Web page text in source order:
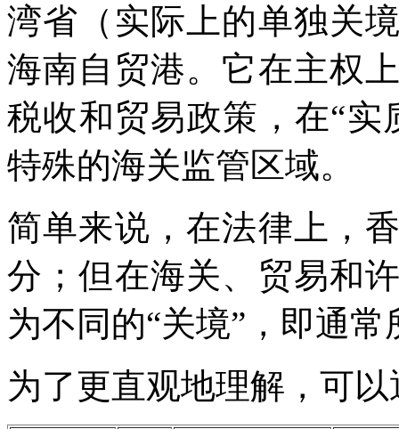
湾省（实际上的单独关
海南自贸港。它在主权
税收和贸易政策，在“
特殊的海关监管区域。
简单来说，在法律上，
分；但在海关、贸易和
为不同的“关境”，即通常
为了更直观地理解，可